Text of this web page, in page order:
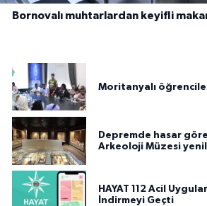
Bornovalı muhtarlardan keyifli
Moritanyalı
Depremde hasar
Arkeoloji Müzesi
HAYAT 112 Acil
İndirmeyi Geçti